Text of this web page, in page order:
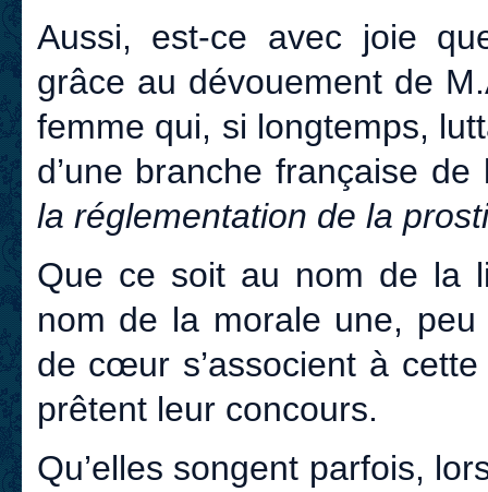
Aussi, est-ce avec joie
grâce au dévouement de
femme qui, si longtemps,
d’une branche française
la réglementation de la
Que ce soit au nom de la
nom de la morale une,
de cœur s’associent à
prêtent leur concours.
Qu’elles songent parfois,